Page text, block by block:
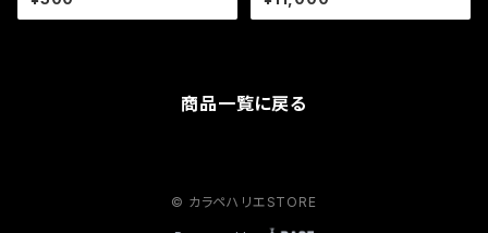
イズ）
商品一覧に戻る
© カラペハリエSTORE